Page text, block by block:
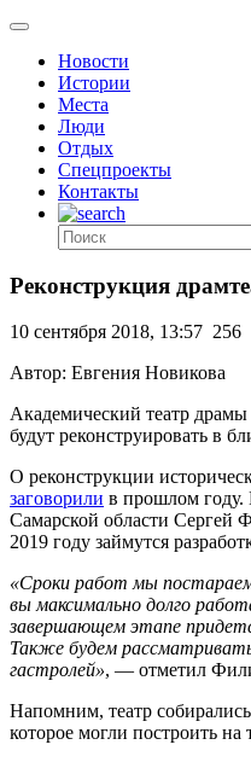
Новости
Истории
Места
Люди
Отдых
Спецпроекты
Контакты
Реконструкция
10 сентября 2018, 13:57 256
Автор: Евгения Новикова
Академический театр
будут реконструировать в
О реконструкции
заговорили в прошлом году.
Самарской области Сергей
2019 году займутся
«Сроки работ мы
вы максимально долго
завершающем этапе
Также будем
гастролей», — отметил
Напомним, театр
которое могли построить на